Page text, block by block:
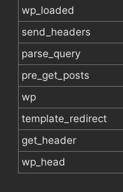
wp_loaded
send_headers
parse_query
pre_get_posts
wp
template_redirect
get_header
wp_head